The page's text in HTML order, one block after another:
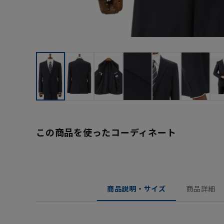
この商品を使ったコーディネート
商品説明・サイズ 商品詳細